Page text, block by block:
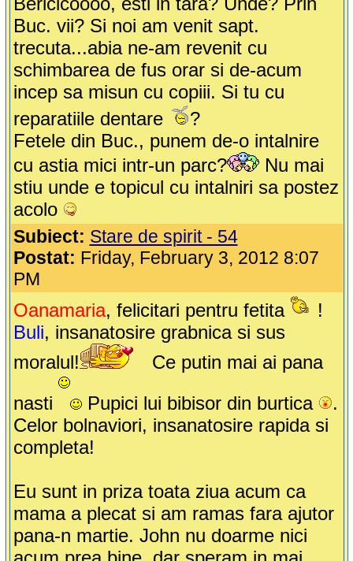
Buc. vii? Si noi am venit sapt.
trecuta...abia ne-am revenit cu
schimbarea de fus orar si de-acum
incep sa misun cu copiii. Si tu cu
reparatiile dentare
?
Fetele din Buc., punem de-o intalnire
cu astia mici intr-un parc?
Nu mai
stiu unde e topicul cu intalniri sa postez
acolo
Subiect: Stare de spirit - 54
Postat: Friday, February 3, 2012 8:07
PM
Oanamaria, felicitari pentru fetita
!
Buli, insanatosire grabnica si sus
moralul!
Ce putin mai ai pana
nasti
Pupici lui bibisor din burtica
.
Celor bolnaviori, insanatosire rapida si
completa!
Eu sunt in priza toata ziua acum ca
mama a plecat si am ramas fara ajutor
pana-n martie. John nu doarme nici